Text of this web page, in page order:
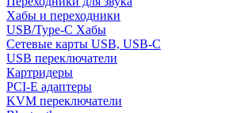
Хабы и переходники
USB/Type-C Хабы
Сетевые карты USB, USB-C
USB переключатели
Картридеры
PCI-E адаптеры
KVM переключатели